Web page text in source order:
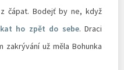
čápat. Bodejť by ne, když
ho zpět do sebe. Draci
už měla Bohunka